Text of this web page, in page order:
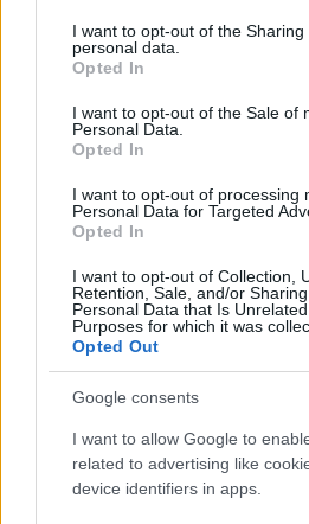
not limited to your visit or usage
grant or deny consent to Google
use your data for below specified
consent section.
I want to opt-out of the Sharing
personal data.
Opted In
I want to opt-out of the Sale of
Personal Data.
Opted In
I want to opt-out of processing
Personal Data for Targeted
Opted In
I want to opt-out of Collection,
Retention, Sale, and/or
Personal Data that Is
Purposes for which it was
Opted Out
Google consents
I want to allow Google to
related to advertising like
device identifiers in apps.
Hamster
6 éve
@NAR : Azért megvan a maga
képeknek, pláne nem
lehet, hogy sokkal többet
pénzből.
Udo von
6 éve
Dereng egy emlék,hogy
örültünk,ha "új villamos" jött
Aztán pár év múlva már csak
Hamster